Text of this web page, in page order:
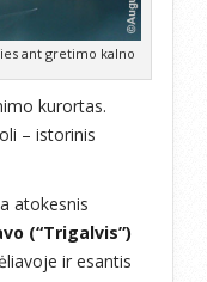
ant gretimo kalno
kurortas.
– istorinis
atokesnis
(“Trigalvis”)
ir esantis